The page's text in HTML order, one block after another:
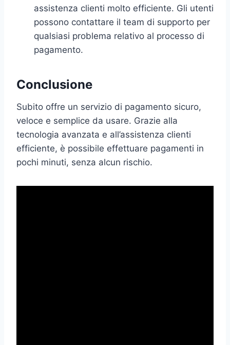
assistenza clienti molto efficiente. Gli utenti
possono contattare il team di supporto per
qualsiasi problema relativo al processo di
pagamento.
Conclusione
Subito offre un servizio di pagamento sicuro,
veloce e semplice da usare. Grazie alla
tecnologia avanzata e all’assistenza clienti
efficiente, è possibile effettuare pagamenti in
pochi minuti, senza alcun rischio.